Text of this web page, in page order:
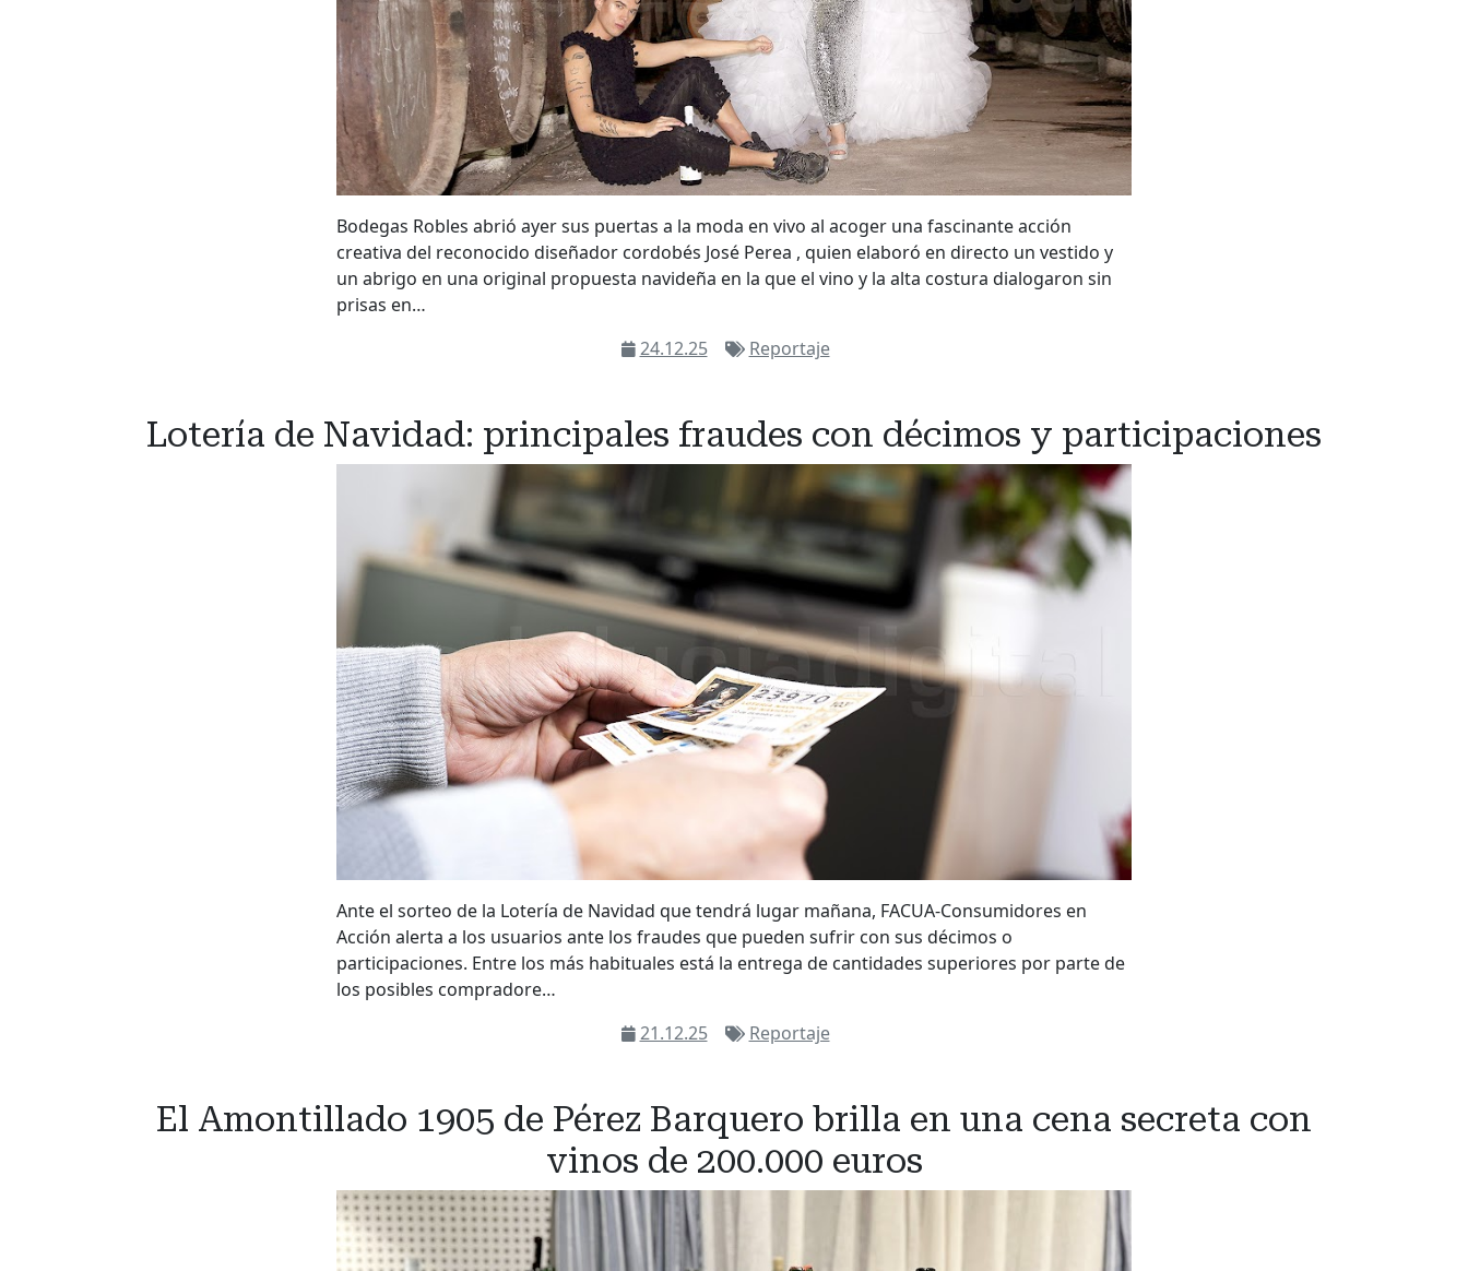
Bodegas Robles abrió ayer sus puertas a la moda en vivo al acoger una fascinante acción
creativa del reconocido diseñador cordobés José Perea , quien elaboró en directo un vestido y
un abrigo en una original propuesta navideña en la que el vino y la alta costura dialogaron sin
prisas en…
24.12.25
Reportaje
Lotería de Navidad: principales fraudes con décimos y participaciones
Ante el sorteo de la Lotería de Navidad que tendrá lugar mañana, FACUA-Consumidores en
Acción alerta a los usuarios ante los fraudes que pueden sufrir con sus décimos o
participaciones. Entre los más habituales está la entrega de cantidades superiores por parte de
los posibles compradore…
21.12.25
Reportaje
El Amontillado 1905 de Pérez Barquero brilla en una cena secreta con
vinos de 200.000 euros